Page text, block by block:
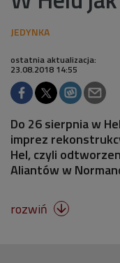
ostatnia aktualizacja:
23.08.2018 14:55
Do 26 sierpnia w
imprez
Hel, czyli
Aliantów w
rozwiń 